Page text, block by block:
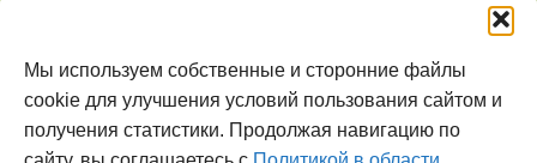
Мы используем собственные и сторонние файлы
cookie для улучшения условий пользования сайтом и
получения статистики. Продолжая навигацию по
мы в Контакте